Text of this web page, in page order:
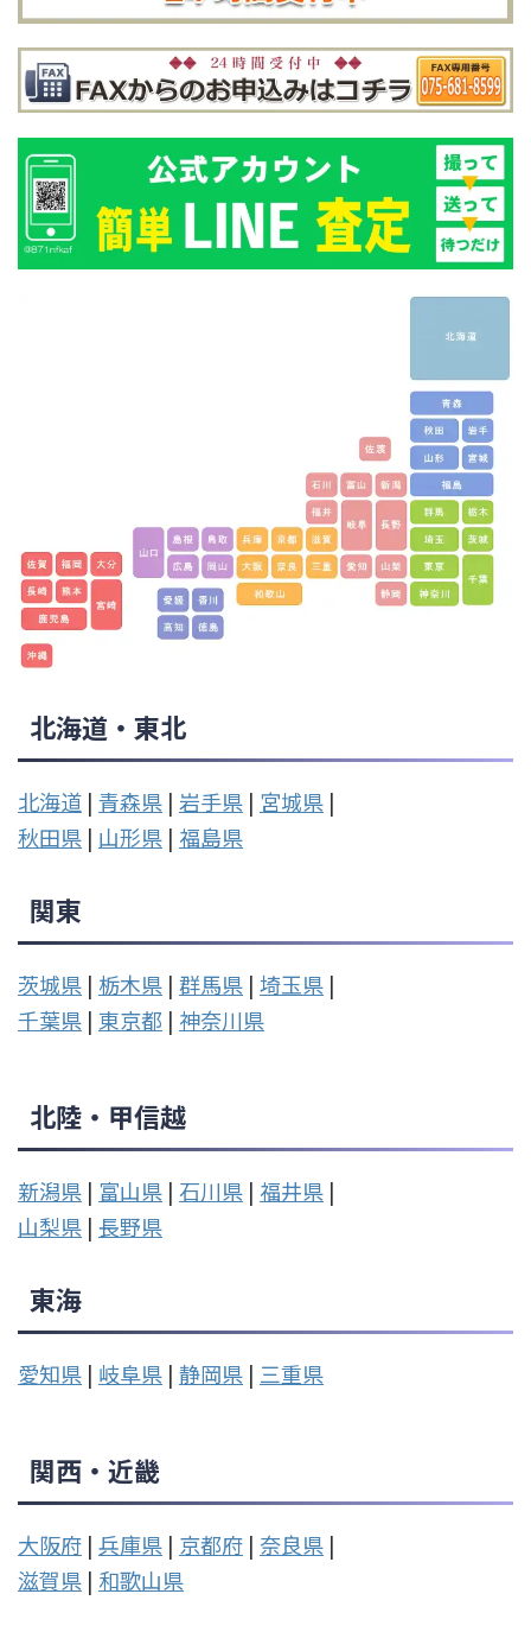
北海道・東北
北海道 | 青森県 | 岩手県 | 宮城県 |
秋田県 | 山形県 | 福島県
関東
茨城県 | 栃木県 | 群馬県 | 埼玉県 |
千葉県 | 東京都 | 神奈川県
北陸・甲信越
新潟県 | 富山県 | 石川県 | 福井県 |
山梨県 | 長野県
東海
愛知県 | 岐阜県 | 静岡県 | 三重県
関西・近畿
大阪府 | 兵庫県 | 京都府 | 奈良県 |
滋賀県 | 和歌山県